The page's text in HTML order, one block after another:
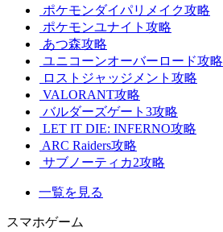
ポケモンダイパリメイク攻略
ポケモンユナイト攻略
あつ森攻略
ユニコーンオーバーロード攻略
ロストジャッジメント攻略
VALORANT攻略
バルダーズゲート3攻略
LET IT DIE: INFERNO攻略
ARC Raiders攻略
サブノーティカ2攻略
一覧を見る
スマホゲーム